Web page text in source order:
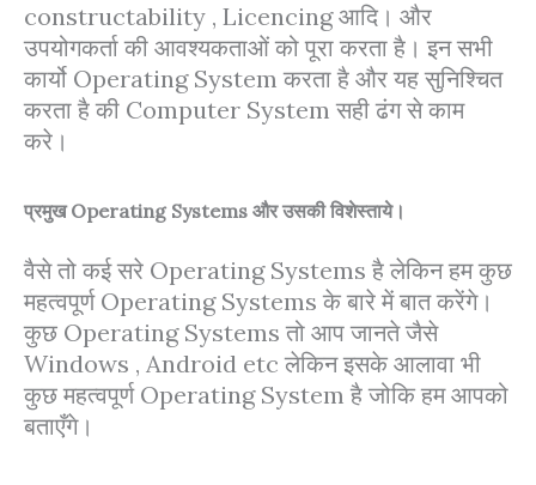
constructability , Licencing आदि। और
उपयोगकर्ता की आवश्यकताओं को पूरा करता है। इन सभी
कार्यो Operating System करता है और यह सुनिश्चित
करता है की Computer System सही ढंग से काम
करे।
प्रमुख Operating Systems और उसकी विशेस्ताये।
वैसे तो कई सरे Operating Systems है लेकिन हम कुछ
महत्वपूर्ण Operating Systems के बारे में बात करेंगे।
कुछ Operating Systems तो आप जानते जैसे
Windows , Android etc लेकिन इसके आलावा भी
कुछ महत्वपूर्ण Operating System है जोकि हम आपको
बताएँगे।